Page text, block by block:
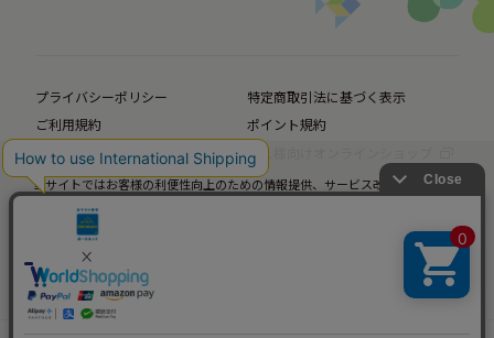
プライバシーポリシー
特定商取引法に基づく表示
ご利用規約
ポイント規約
企業サイト
法人様向けオンラインショップ
当サイトではお客様の利便性向上のための情報提供、サービス改善のための分
当サイトの閲覧を継続された場合、Cookieの使用にご同意いただいたものとみ
なします。
詳細については